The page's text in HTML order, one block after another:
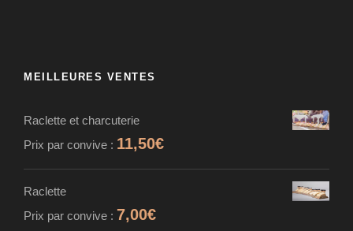
MEILLEURES VENTES
Raclette et charcuterie
Prix par convive : 11,50€
Raclette
Prix par convive : 7,00€